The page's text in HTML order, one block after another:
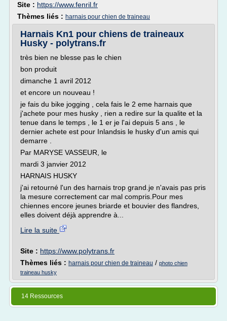
Site : https://www.fenril.fr
Thèmes liés : harnais pour chien de traineau
Harnais Kn1 pour chiens de traineaux
Husky - polytrans.fr
très bien ne blesse pas le chien
bon produit
dimanche 1 avril 2012
et encore un nouveau !
je fais du bike jogging , cela fais le 2 eme harnais que
j'achete pour mes husky , rien a redire sur la qualite et la
tenue dans le temps , le 1 er je l'ai depuis 5 ans , le
dernier achete est pour Inlandsis le husky d'un amis qui
demarre .
Par MARYSE VASSEUR, le
mardi 3 janvier 2012
HARNAIS HUSKY
j'ai retourné l'un des harnais trop grand.je n'avais pas pris
la mesure correctement car mal compris.Pour mes
chiennes encore jeunes briarde et bouvier des flandres,
elles doivent déjà apprendre à...
Lire la suite
Site : https://www.polytrans.fr
Thèmes liés : harnais pour chien de traineau / photo chien
traineau husky
14 Ressources